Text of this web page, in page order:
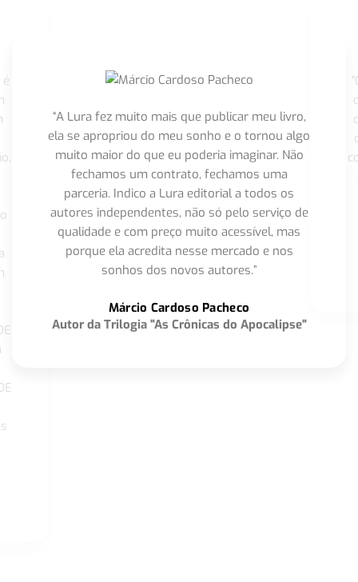
“A Lura fez muito mais que publicar meu livro,
ela se apropriou do meu sonho e o tornou algo
muito maior do que eu poderia imaginar. Não
fechamos um contrato, fechamos uma
parceria. Indico a Lura editorial a todos os
autores independentes, não só pelo serviço de
qualidade e com preço muito acessível, mas
porque ela acredita nesse mercado e nos
sonhos dos novos autores.”
Márcio Cardoso Pacheco
Autor da Trilogia "As Crônicas do Apocalipse"